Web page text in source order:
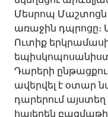
Մեսրոպ Մաշտոցն
առաջին դպրոցը։
Ուտիք
եպիսկոպոսանիստ
Դարերի
ավերվել է օտար
դարերում այստեղ
հայերեն